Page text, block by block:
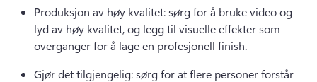
Produksjon av høy kvalitet: sørg for å bruke video og
lyd av høy kvalitet, og legg til visuelle effekter som
overganger for å lage en profesjonell finish.
Gjør det tilgjengelig: sørg for at flere personer forstår